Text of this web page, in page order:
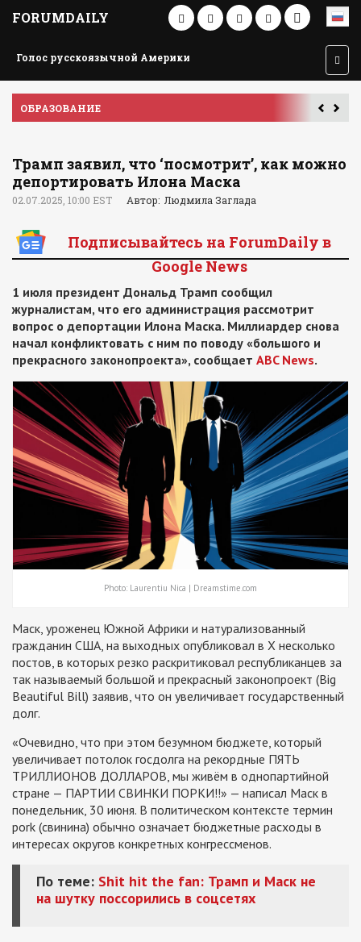
FORUMDAILY
Голос русскоязычной Америки
ОБРАЗОВАНИЕ
Трамп заявил, что ‘посмотрит’, как можно
депортировать Илона Маска
02.07.2025, 10:00 EST Автор: Людмила Заглада
Подписывайтесь на ForumDaily в
Google News
1 июля президент Дональд Трамп сообщил
журналистам, что его администрация рассмотрит
вопрос о депортации Илона Маска. Миллиардер снова
начал конфликтовать с ним по поводу «большого и
прекрасного законопроекта», сообщает ABC News.
Photo: Laurentiu Nica | Dreamstime.com
Маск, уроженец Южной Африки и натурализованный
гражданин США, на выходных опубликовал в X несколько
постов, в которых резко раскритиковал республиканцев за
так называемый большой и прекрасный законопроект (Big
Beautiful Bill) заявив, что он увеличивает государственный
долг.
«Очевидно, что при этом безумном бюджете, который
увеличивает потолок госдолга на рекордные ПЯТЬ
ТРИЛЛИОНОВ ДОЛЛАРОВ, мы живём в однопартийной
стране — ПАРТИИ СВИНКИ ПОРКИ!!» — написал Маск в
понедельник, 30 июня. В политическом контексте термин
pork (свинина) обычно означает бюджетные расходы в
интересах округов конкретных конгрессменов.
По теме: Shit hit the fan: Трамп и Маск не
на шутку поссорились в соцсетях